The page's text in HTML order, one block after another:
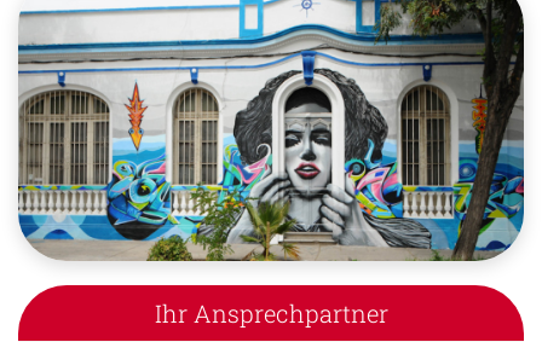
Ihr Ansprechpartner